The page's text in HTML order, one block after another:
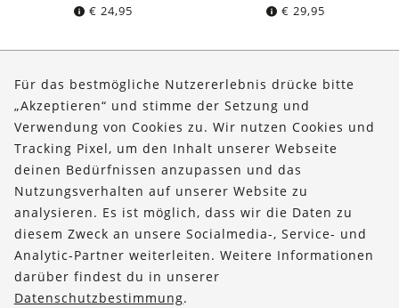
€ 24,95 € 29,95
Über uns
Bestellungen
Kontakt & Hilfe
FOLLOW US
Für das bestmögliche Nutzererlebnis drücke bitte
„Akzeptieren“ und stimme der Setzung und
Verwendung von Cookies zu. Wir nutzen Cookies und
Tracking Pixel, um den Inhalt unserer Webseite
deinen Bedürfnissen anzupassen und das
Nutzungsverhalten auf unserer Website zu
analysieren. Es ist möglich, dass wir die Daten zu
diesem Zweck an unsere Socialmedia-, Service- und
Analytic-Partner weiterleiten. Weitere Informationen
darüber findest du in unserer
Datenschutzbestimmung.